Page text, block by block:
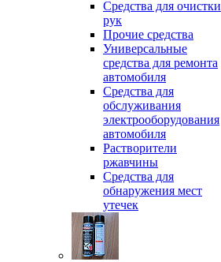
Средства для очистки
рук
Прочие средства
Универсальные
средства для ремонта
автомобиля
Средства для
обслуживания
электрооборудования
автомобиля
Растворители
ржавчины
Средства для
обнаружения мест
утечек